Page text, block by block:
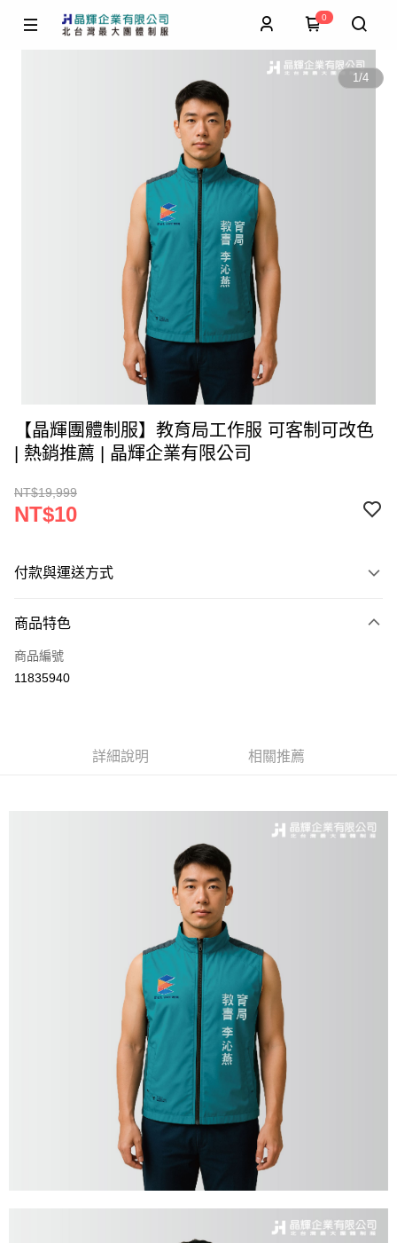
0
1/4
【晶輝團體制服】教育局工作服 可客制可改色
| 熱銷推薦 | 晶輝企業有限公司
NT$19,999
NT$10
付款與運送方式
信用卡一次付款
運送方式
商品特色
商品編號
11835940
詳細說明 相關推薦